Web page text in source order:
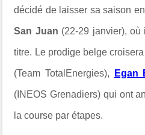
décidé de laisser sa saison
San Juan (22-29 janvier), où
titre. Le prodige belge
(Team TotalEnergies), Egan
(INEOS Grenadiers) qui ont
la course par étapes.